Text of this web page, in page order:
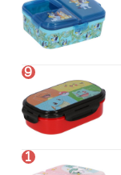
9
1